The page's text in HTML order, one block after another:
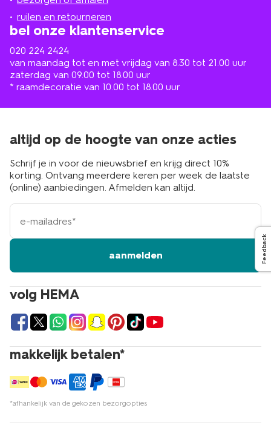
ruilen en retourneren
bel onze klantenservice
020 224 2424
van maandag tot en met vrijdag van 8.30 tot 21.00 uur
zaterdag van 09.00 tot 18.00 uur
* raamdecoratie van 10.00 tot 18.00 uur
buurt
volg HEMA
makkelijk betalen*
*afhankelijk van de gekozen bezorgopties
altijd op de hoogte van onze acties
Schrijf je in voor de nieuwsbrief en krijg direct 10%
korting. Ontvang meerdere keren per week de laatste
(online) aanbiedingen. Afmelden kan altijd.
e-
mailadres
aanmelden Feedback